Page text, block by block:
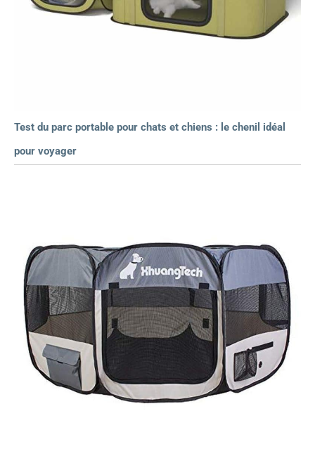
Test du parc portable pour chats et chiens : le chenil idéal
pour voyager